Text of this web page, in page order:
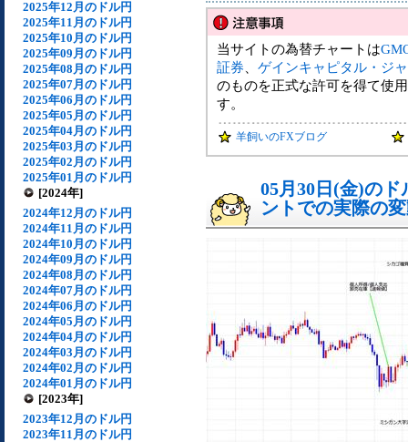
2025年12月のドル円
2025年11月のドル円
2025年10月のドル円
2025年09月のドル円
2025年08月のドル円
2025年07月のドル円
2025年06月のドル円
2025年05月のドル円
2025年04月のドル円
2025年03月のドル円
2025年02月のドル円
2025年01月のドル円
[2024年]
2024年12月のドル円
2024年11月のドル円
2024年10月のドル円
2024年09月のドル円
2024年08月のドル円
2024年07月のドル円
2024年06月のドル円
2024年05月のドル円
2024年04月のドル円
2024年03月のドル円
2024年02月のドル円
2024年01月のドル円
[2023年]
2023年12月のドル円
2023年11月のドル円
当サイトの為替チャートは
証券
ゲインキャピタル・ジ
のものを正式な許可を得て使
す。
羊飼いのFXブログ
05月30日(金)の
ントでの実際の